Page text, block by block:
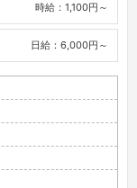
時給：1,100円～
日給：6,000円～